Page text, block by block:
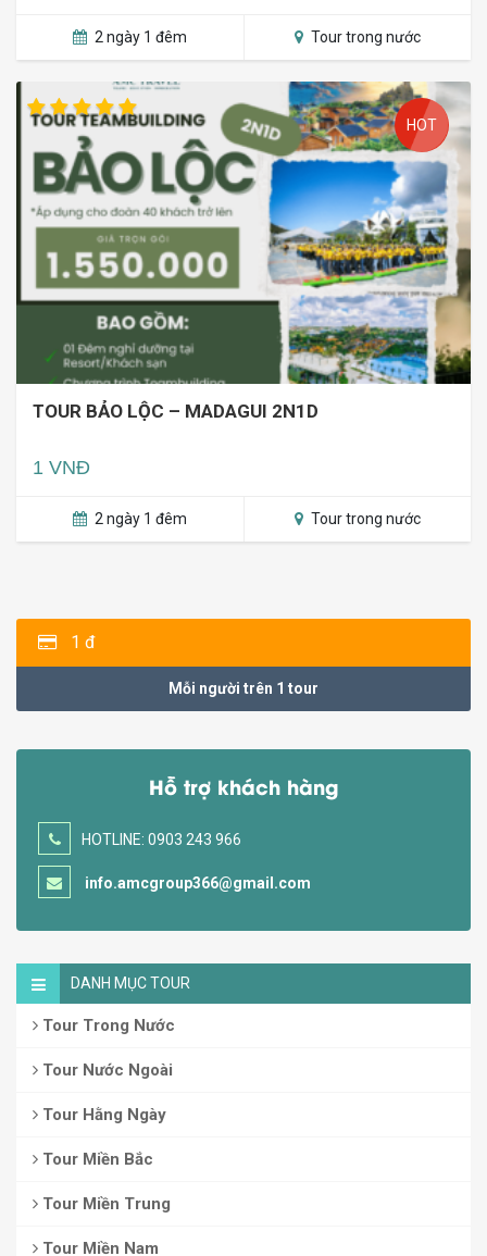
2 ngày 1 đêm Tour trong nước
HOT
TOUR BẢO LỘC – MADAGUI 2N1D
1 VNĐ
2 ngày 1 đêm Tour trong nước
1 đ
Mỗi người trên 1 tour
Hỗ trợ khách hàng
HOTLINE: 0903 243 966
info.amcgroup366@gmail.com
DANH MỤC TOUR
Tour Trong Nước
Tour Nước Ngoài
Tour Hằng Ngày
Tour Miền Bắc
Tour Miền Trung
Tour Miền Nam